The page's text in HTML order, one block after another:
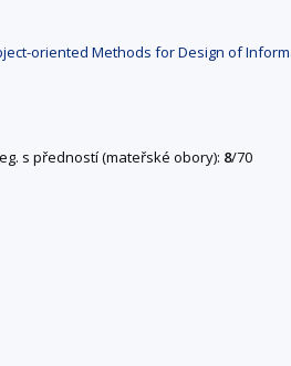
oriented Methods for Design of
s předností (mateřské obory): 8/70